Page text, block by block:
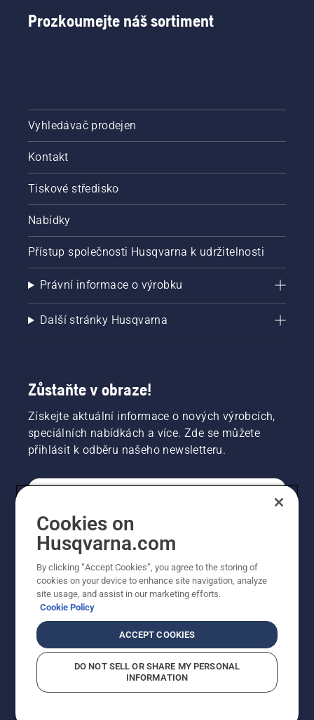
Prozkoumejte náš sortiment
Vyhledávač prodejen
Kontakt
Tiskové středisko
Nabídky
Přístup společnosti Husqvarna k udržitelnosti
Právní informace o výrobku
Další stránky Husqvarna
Zůstaňte v obraze!
Získejte aktuální informace o nových výrobcích,
speciálních nabídkách a více. Zde se můžete
přihlásit k odběru našeho newsletteru.
PROFESIONÁLNÍ
Cookies on
Husqvarna.com
By clicking “Accept Cookies”, you agree to the storing of
cookies on your device to enhance site navigation, analyze
site usage, and assist in our marketing efforts.
Cookie Policy
ACCEPT COOKIES
DO NOT SELL OR SHARE MY PERSONAL
INFORMATION